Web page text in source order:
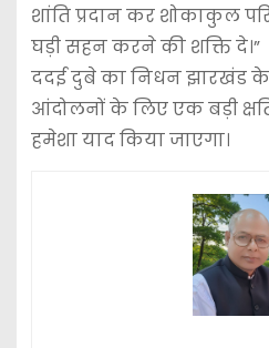
शांति प्रदान कर शोकाकुल
घड़ी सहन करने की शक्ति दे।”
ददई दुबे का निधन झारखंड
आंदोलनों के लिए एक बड़ी
हमेशा याद किया जाएगा।